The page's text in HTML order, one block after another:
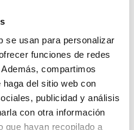
se usan para personalizar
funciones de redes
compartimos
del sitio web con
publicidad y análisis
con otra información
que hayan recopilado a
compañías este plazo es
de la renta.
el inquilino puede estar
de impago siempre y
de vulnerabilidad
piden